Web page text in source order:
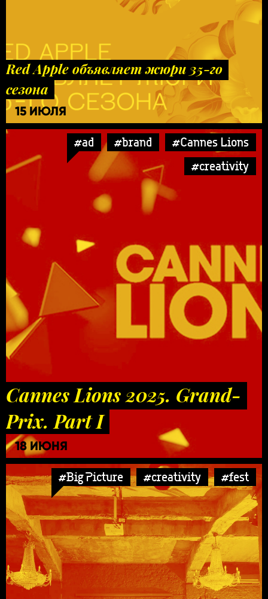
Red Apple объявляет жюри 35-го
сезона
15 ИЮЛЯ
#ad #brand
#Cannes Lions
#creativity
Cannes Lions 2025. Grand-
Prix. Part I
18 ИЮНЯ
#Big Picture #creativity #fest